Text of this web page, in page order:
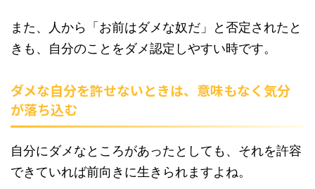
また、人から「お前はダメな奴だ」と否定されたと
きも、自分のことをダメ認定しやすい時です。
ダメな自分を許せないときは、意味もなく気分
が落ち込む
自分にダメなところがあったとしても、それを許容
できていれば前向きに生きられますよね。